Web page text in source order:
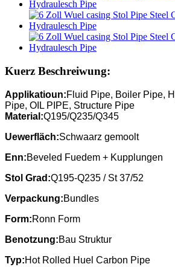
Kuerz Beschreiwung:
Applikatioun:Fluid Pipe, Boiler Pipe,
Pipe, OIL PIPE, Structure Pipe
Material:Q195/Q235/Q345
Uewerfläch:Schwaarz gemoolt
Enn:Beveled Fuedem + Kupplungen
Stol Grad:Q195-Q235 / St 37/52
Verpackung:Bundles
Form:Ronn Form
Benotzung:Bau Struktur
Typ:Hot Rolled Huel Carbon Pipe